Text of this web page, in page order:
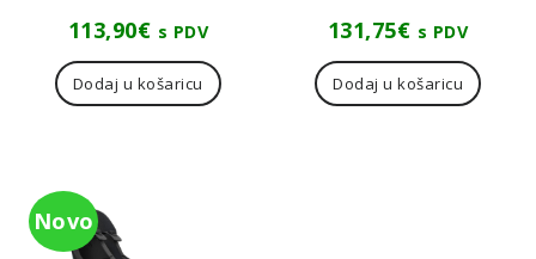
113,90€ s PDV
Dodaj u košaricu
131,75€ s PDV
Dodaj u košaricu
Novo